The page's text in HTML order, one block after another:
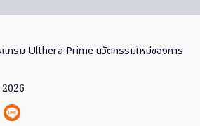
แกรม Ulthera Prime นวัตกรรมใหม่ของการ